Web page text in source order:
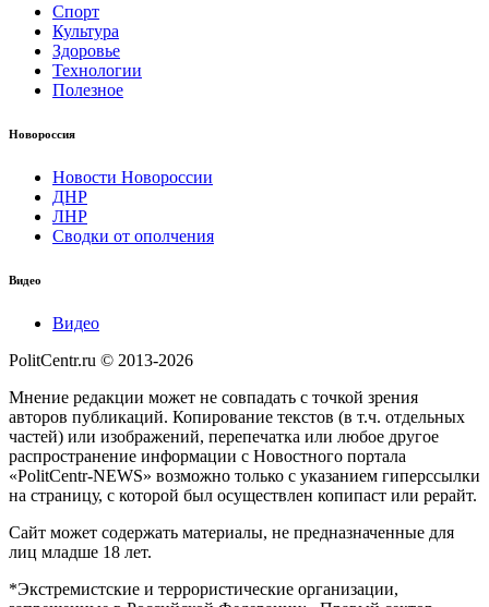
Спорт
Культура
Здоровье
Технологии
Полезное
Новороссия
Новости Новороссии
ДНР
ЛНР
Сводки от ополчения
Видео
Видео
PolitCentr.ru © 2013-2026
Мнение редакции может не совпадать с точкой зрения
авторов публикаций. Копирование текстов (в т.ч. отдельных
частей) или изображений, перепечатка или любое другое
распространение информации с Новостного портала
«PolitCentr-NEWS» возможно только с указанием гиперссылки
на страницу, с которой был осуществлен копипаст или рерайт.
Сайт может содержать материалы, не предназначенные для
лиц младше 18 лет.
*Экстремистские и террористические организации,